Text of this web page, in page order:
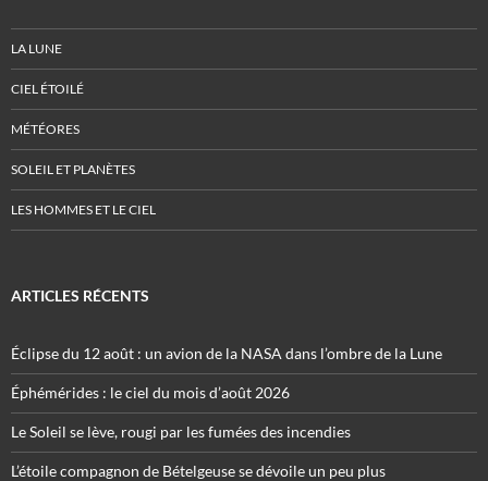
LA LUNE
CIEL ÉTOILÉ
MÉTÉORES
SOLEIL ET PLANÈTES
LES HOMMES ET LE CIEL
ARTICLES RÉCENTS
Éclipse du 12 août : un avion de la NASA dans l’ombre de la Lune
Éphémérides : le ciel du mois d’août 2026
Le Soleil se lève, rougi par les fumées des incendies
L’étoile compagnon de Bételgeuse se dévoile un peu plus